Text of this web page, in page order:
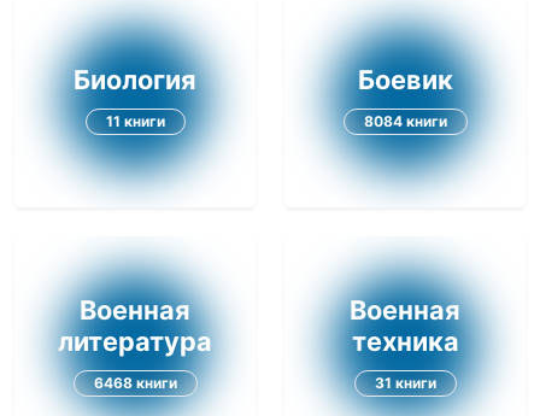
Биология
11 книги
Боевик
8084 книги
Военная
литература
6468 книги
Военная
техника
31 книги